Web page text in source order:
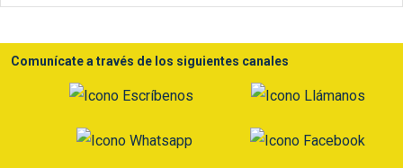
Comunícate a través de los siguientes canales